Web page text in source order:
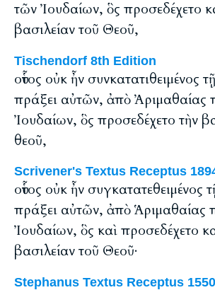
τῶν Ἰουδαίων, ὃς προσεδέχετο
βασιλείαν τοῦ Θεοῦ,
Tischendorf 8th Edition
οὗτος οὐκ ἦν συνκατατιθειμένος
πράξει αὐτῶν, ἀπὸ Ἀριμαθαίας
Ἰουδαίων, ὃς προσεδέχετο τὴν
θεοῦ,
Scrivener's Textus Receptus
οὗτος οὐκ ἦν συγκατατεθειμένος
πράξει αὐτῶν, ἀπὸ Ἁριμαθαίας
Ἰουδαίων, ὃς καὶ προσεδέχετο
βασιλείαν τοῦ Θεοῦ·
Stephanus Textus Receptus 1550